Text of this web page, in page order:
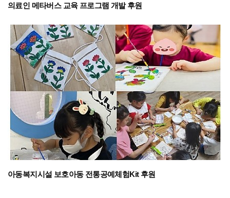
의료인 메타버스 교육 프로그램 개발 후원
아동복지시설 보호아동 전통공예체험Kit 후원